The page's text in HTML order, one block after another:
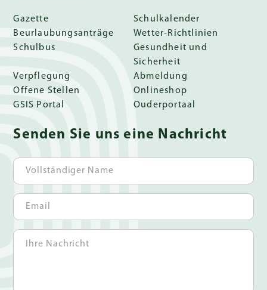
Gazette
Schulkalender
Beurlaubungsanträge
Wetter-Richtlinien
Schulbus
Gesundheit und
Sicherheit
Verpflegung
Abmeldung
Offene Stellen
Onlineshop
GSIS Portal
Ouderportaal
Senden Sie uns eine Nachricht